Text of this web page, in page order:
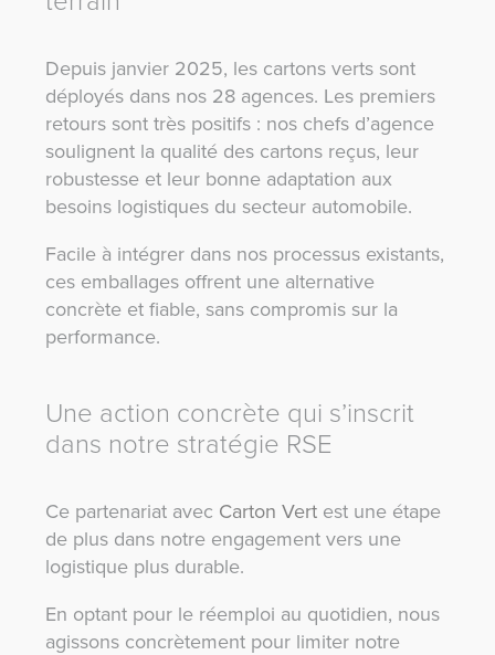
Depuis janvier 2025, les cartons verts sont
déployés dans nos 28 agences. Les premiers
retours sont très positifs : nos chefs d’agence
soulignent la qualité des cartons reçus, leur
robustesse et leur bonne adaptation aux
besoins logistiques du secteur automobile.
Facile à intégrer dans nos processus existants,
ces emballages offrent une alternative
concrète et fiable, sans compromis sur la
performance.
Une action concrète qui s’inscrit
dans notre stratégie RSE
Ce partenariat avec Carton Vertest une étape
de plus dans notre engagement vers une
logistique plus durable.
En optant pour le réemploi au quotidien, nous
agissons concrètement pour limiter notre